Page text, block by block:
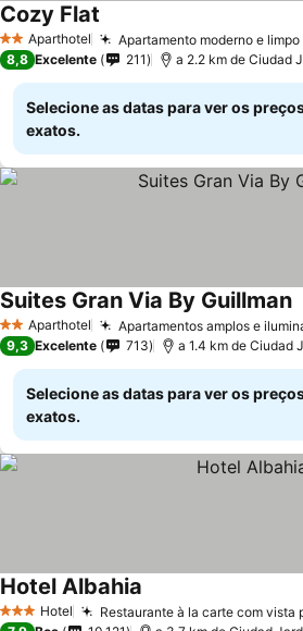
2 EstrelasAparthotel Apartamento moderno e limpo
Cozy Flat
8,8 Excelente 211 a 2.2 km de Ciudad
Selecione as datas para ver os
exatos.
2 EstrelasAparthotel Apartamentos amplos e
Suites Gran Via By Guillman
9,3 Excelente 713 a 1.4 km de Ciudad
Selecione as datas para ver os
exatos.
3 EstrelasHotel Restaurante à la carte com vista
Hotel Albahia